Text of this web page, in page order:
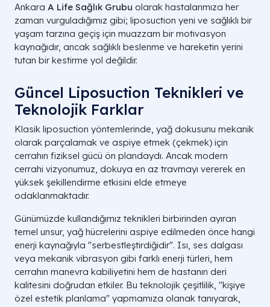
Ankara A Life Sağlık Grubu olarak hastalarımıza her
zaman vurguladığımız gibi; liposuction yeni ve sağlıklı bir
yaşam tarzına geçiş için muazzam bir motivasyon
kaynağıdır, ancak sağlıklı beslenme ve hareketin yerini
tutan bir kestirme yol değildir.
Güncel Liposuction Teknikleri ve
Teknolojik Farklar
Klasik liposuction yöntemlerinde, yağ dokusunu mekanik
olarak parçalamak ve aspiye etmek (çekmek) için
cerrahın fiziksel gücü ön plandaydı. Ancak modern
cerrahi vizyonumuz, dokuya en az travmayı vererek en
yüksek şekillendirme etkisini elde etmeye
odaklanmaktadır.
Günümüzde kullandığımız teknikleri birbirinden ayıran
temel unsur, yağ hücrelerini aspiye edilmeden önce hangi
enerji kaynağıyla "serbestleştirdiğidir". Isı, ses dalgası
veya mekanik vibrasyon gibi farklı enerji türleri, hem
cerrahın manevra kabiliyetini hem de hastanın deri
kalitesini doğrudan etkiler. Bu teknolojik çeşitlilik, "kişiye
özel estetik planlama" yapmamıza olanak tanıyarak,